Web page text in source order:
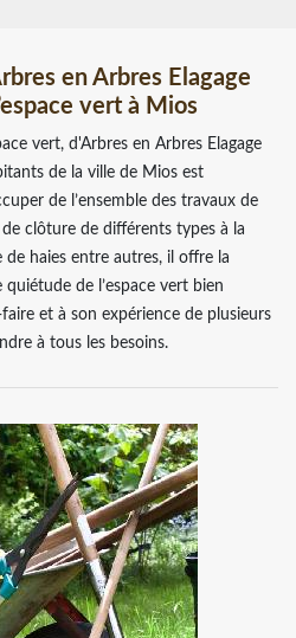
en Arbres Elagage
vert à Mios
vert, d'Arbres en Arbres Elagage
de la ville de Mios est
de l’ensemble des travaux de
clôture de différents types à la
de haies entre autres, il offre la
de l’espace vert bien
et à son expérience de plusieurs
à tous les besoins.